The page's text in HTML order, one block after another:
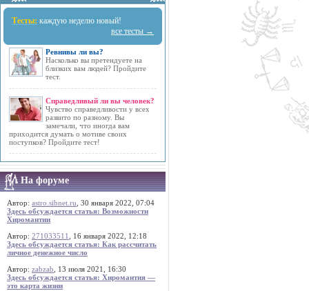
Тесты: каждую неделю новый!
все тесты →
Ревнивы ли вы?
Насколько вы претендуете на
близких вам людей? Пройдите
тест.
Справедливый ли вы человек?
Чувство справедливости у всех
развито по разному. Вы
замечали, что иногда вам
приходится думать о мотиве своих
поступков? Пройдите тест!
На форуме
Автор: astro.sibnet.ru , 30 января 2022, 07:04
Здесь обсуждается статья: Возможности
Хиромантии
Автор: 271033511
, 16 января 2022, 12:18
Здесь обсуждается статья: Как рассчитать
личное денежное число
Автор: zabzab , 13 июля 2021, 16:30
Здесь обсуждается статья: Хиромантия —
это карта жизни